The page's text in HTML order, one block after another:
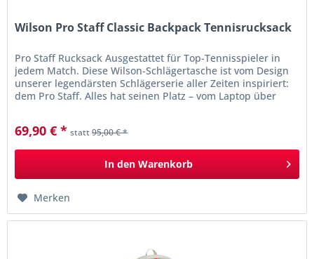
Wilson Pro Staff Classic Backpack Tennisrucksack
Pro Staff Rucksack Ausgestattet für Top-Tennisspieler in
jedem Match. Diese Wilson-Schlägertasche ist vom Design
unserer legendärsten Schlägerserie aller Zeiten inspiriert:
dem Pro Staff. Alles hat seinen Platz – vom Laptop über
69,90 € * statt95,00 € *
In den Warenkorb
Merken